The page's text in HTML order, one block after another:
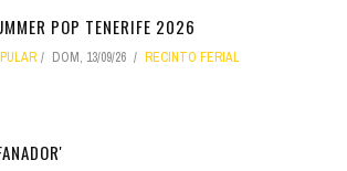
POP TENERIFE 2026
DOM, 13/09/26 RECINTO FERIAL